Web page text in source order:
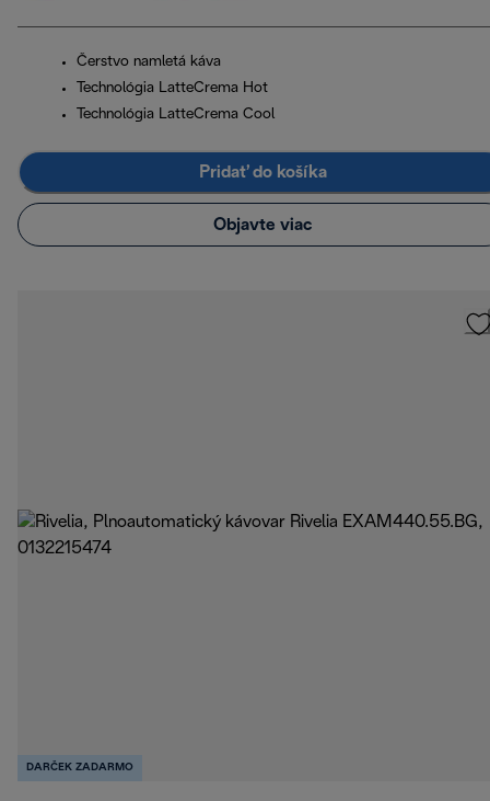
Čerstvo namletá káva
Technológia LatteCrema Hot
Technológia LatteCrema Cool
Pridať do košíka
Objavte viac
DARČEK ZADARMO